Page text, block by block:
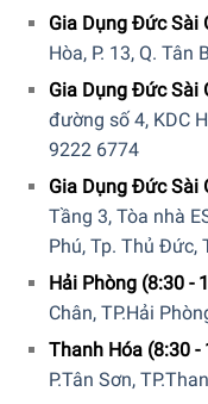
Vận hành cực kỳ yên
Gia Dụng Đức Sài
Hòa, P. 13, Q. Tân
Gia Dụng Đức Sài
đường số 4, KDC
9222 6774
Gia Dụng Đức Sài
Tầng 3, Tòa nhà
Phú, Tp. Thủ Đức,
Hải Phòng (8:30 -
Chân, TP.Hải
Thanh Hóa (8:30 -
P.Tân Sơn,